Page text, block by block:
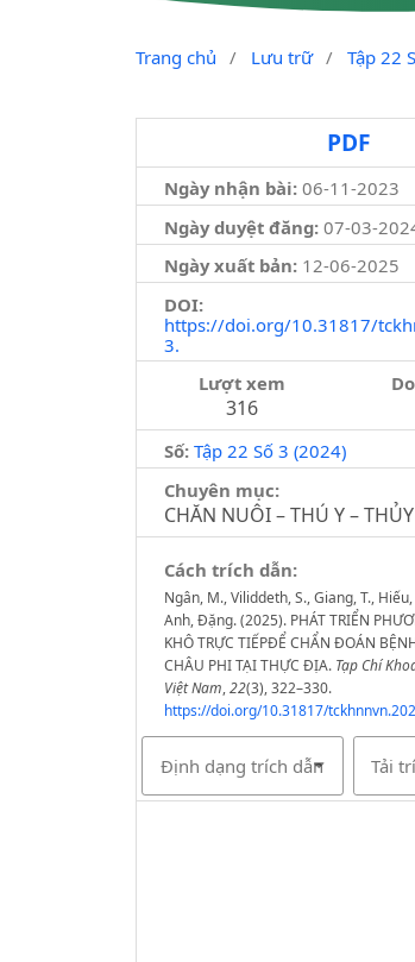
Trang chủ / Lưu trữ / Tập 22
PDF
Ngày nhận bài: 06-11-2023
Ngày duyệt đăng:07-03-
Ngày xuất bản: 12-06-2025
DOI:
https://doi.org/10.31817/
3.
Lượt xem
316
Số: Tập 22 Số 3 (2024)
Chuyên mục:
CHĂN NUÔI – THÚ Y –
Cách trích dẫn:
Ngân, M., Viliddeth, S., Giang, T.,
Anh, Đặng. (2025). PHÁT TRIỂN
KHÔ TRỰC TIẾPĐỂ CHẨN ĐOÁN
CHÂU PHI TẠI THỰC ĐỊA. Tạp Chí
Việt Nam,22(3), 322–330.
https://doi.org/10.31817/
Định dạng trích dẫn Tải